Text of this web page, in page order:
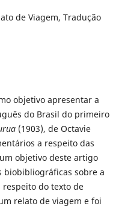
de Viagem, Tradução
objetivo apresentar a
do Brasil do primeiro
(1903), de Octavie
a respeito das
objetivo deste artigo
biobibliográficas sobre a
do texto de
relato de viagem e foi